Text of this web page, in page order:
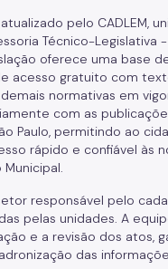
pelo CADLEM,
Técnico-Legislativa -
oferece uma base
acesso gratuito com
normativas em
com as
Paulo, permitindo ao
rápido e confiável às
responsável pelo
pelas unidades. A
e a revisão dos atos,
das